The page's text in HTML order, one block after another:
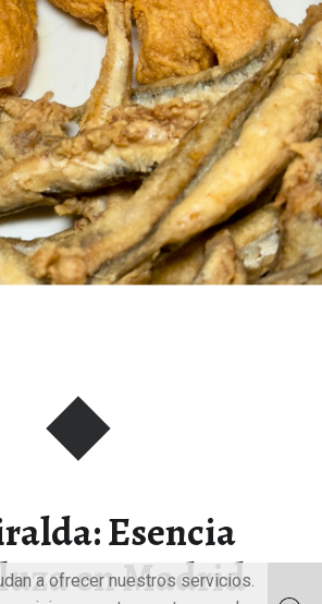
Esencia
en Madrid
a ofrecer nuestros servicios.